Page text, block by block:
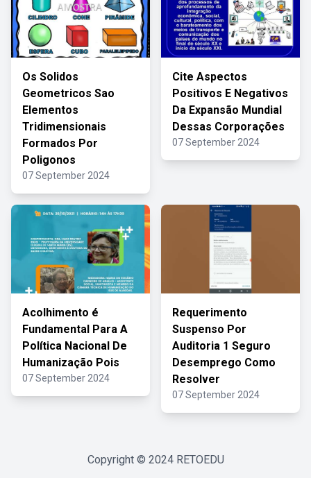
Os Solidos
Geometricos Sao
Elementos
Tridimensionais
Formados Por
Poligonos
07 September 2024
Cite Aspectos
Positivos E Negativos
Da Expansão Mundial
Dessas Corporações
07 September 2024
Acolhimento é
Fundamental Para A
Política Nacional De
Humanização Pois
07 September 2024
Requerimento
Suspenso Por
Auditoria 1 Seguro
Desemprego Como
Resolver
07 September 2024
Copyright © 2024 RETOEDU